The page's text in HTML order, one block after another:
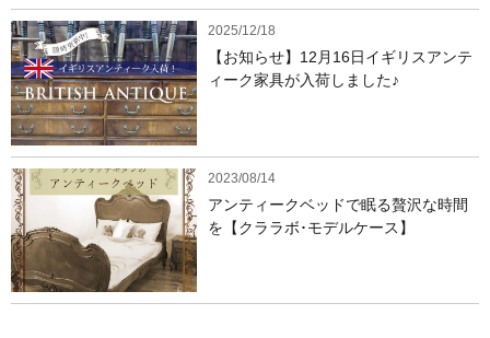
2025/12/18
【お知らせ】12月16日イギリスアンテ
ィーク家具が入荷しました♪
2023/08/14
アンティークベッドで眠る贅沢な時間
を【クララボ･モデルケース】